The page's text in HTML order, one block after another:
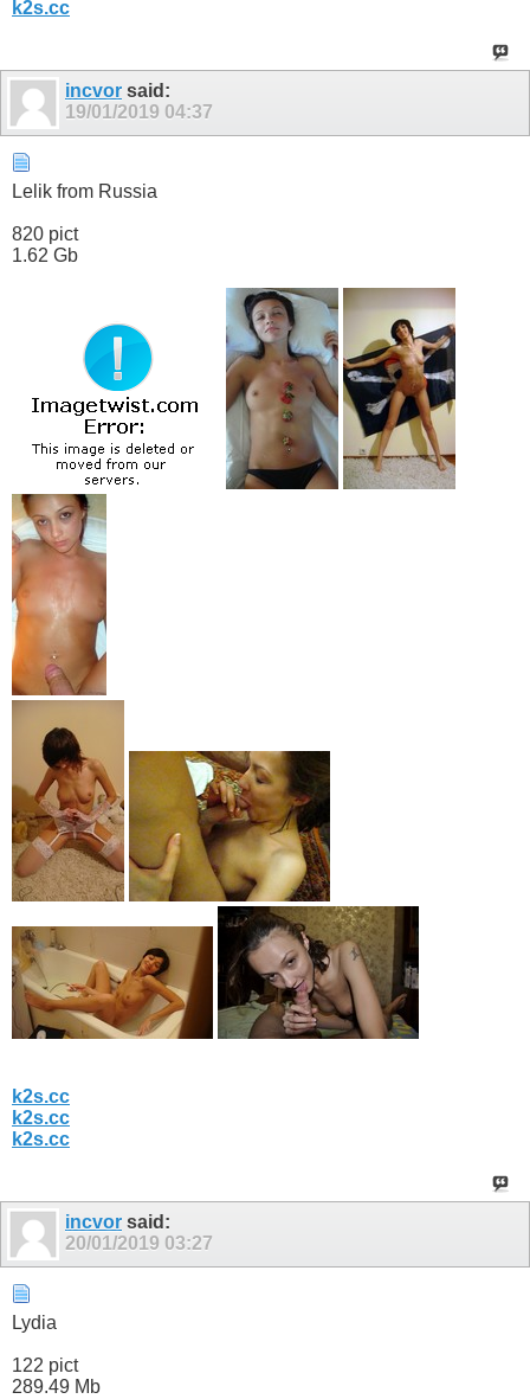
k2s.cc
incvor said:
19/01/2019 04:37
Lelik from Russia
820 pict
1.62 Gb
k2s.cc
k2s.cc
k2s.cc
incvor said:
20/01/2019 03:27
Lydia
122 pict
289.49 Mb